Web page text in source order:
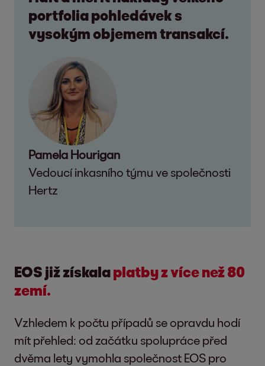
portfolia pohledávek s
vysokým objemem transakcí.
Pamela Hourigan
Vedoucí inkasního týmu ve společnosti
Hertz
EOS již získalaplatby z více než 80
zemí.
Vzhledem k počtu případů se opravdu hodí
mít přehled: od začátku spolupráce před
dvěma lety vymohla společnost EOS pro